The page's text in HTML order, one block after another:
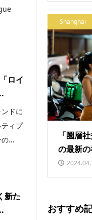
ロイ
ドに
ィプ
...
新た
Shanghai
「圏層
の最新
おすすめ